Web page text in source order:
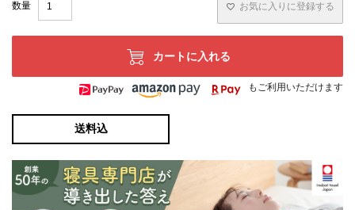
お気に入りに登録する
カートに入れる
もご利用いただけます
送料込